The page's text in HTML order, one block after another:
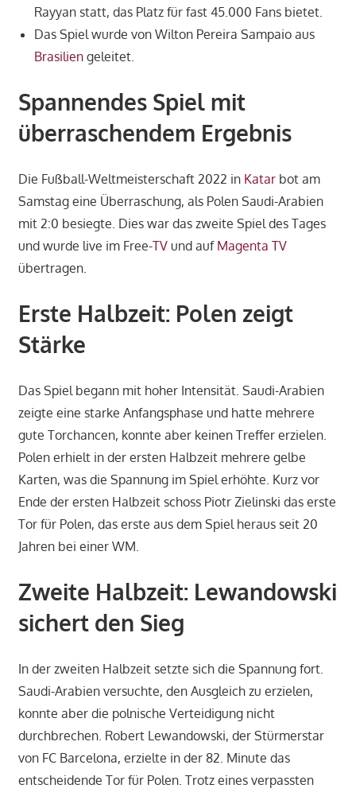
Rayyan statt, das Platz für fast 45.000 Fans bietet.
Das Spiel wurde von Wilton Pereira Sampaio aus
Brasiliengeleitet.
Spannendes Spiel mit
überraschendem Ergebnis
Die Fußball-Weltmeisterschaft 2022 in Katarbot am
Samstag eine Überraschung, als Polen Saudi-Arabien
mit 2:0 besiegte. Dies war das zweite Spiel des Tages
und wurde live im Free-TVund auf Magenta TV
übertragen.
Erste Halbzeit: Polen zeigt
Stärke
Das Spiel begann mit hoher Intensität. Saudi-Arabien
zeigte eine starke Anfangsphase und hatte mehrere
gute Torchancen, konnte aber keinen Treffer erzielen.
Polen erhielt in der ersten Halbzeit mehrere gelbe
Karten, was die Spannung im Spiel erhöhte. Kurz vor
Ende der ersten Halbzeit schoss Piotr Zielinski das erste
Tor für Polen, das erste aus dem Spiel heraus seit 20
Jahren bei einer WM.
Zweite Halbzeit: Lewandowski
sichert den Sieg
In der zweiten Halbzeit setzte sich die Spannung fort.
Saudi-Arabien versuchte, den Ausgleich zu erzielen,
konnte aber die polnische Verteidigung nicht
durchbrechen. Robert Lewandowski, der Stürmerstar
von FC Barcelona, erzielte in der 82. Minute das
entscheidende Tor für Polen. Trotz eines verpassten